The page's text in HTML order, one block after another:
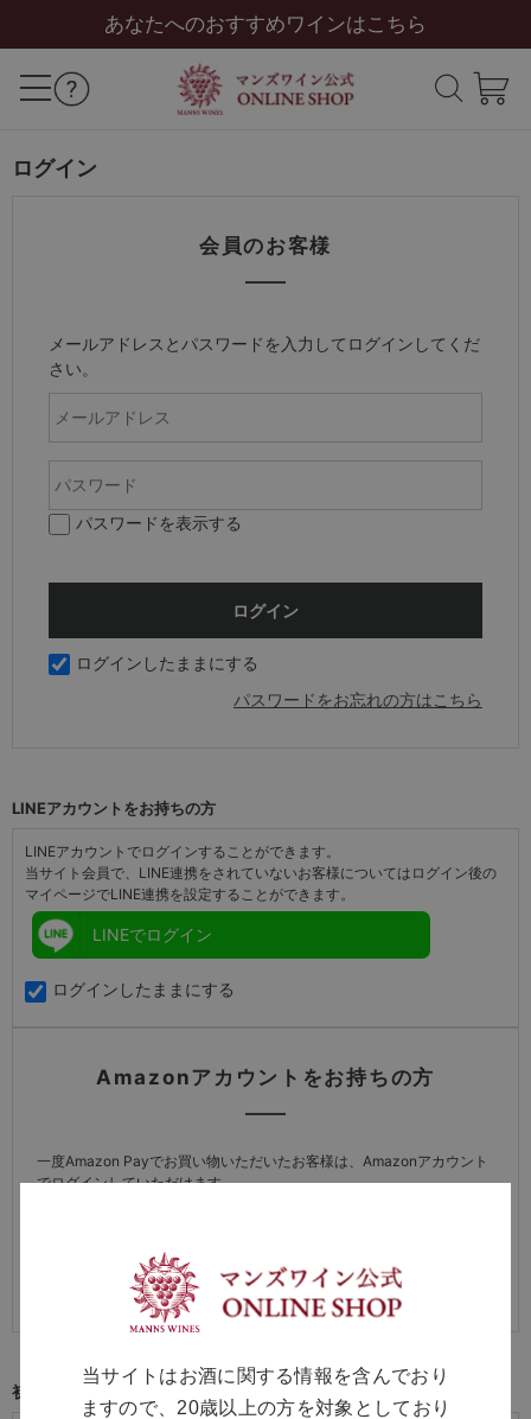
あなたへのおすすめワインはこちら
ログイン
会員のお客様
メールアドレスとパスワードを入力してログインしてくだ
さい。
パスワードを表示する
ログインしたままにする
パスワードをお忘れの方はこちら
LINEアカウントをお持ちの方
LINEアカウントでログインすることができます。
当サイト会員で、LINE連携をされていないお客様についてはログイン後の
マイページでLINE連携を設定することができます。
LINEでログイン
ログインしたままにする
Amazonアカウントをお持ちの方
一度Amazon Payでお買い物いただいたお客様は、Amazonアカウント
でログインしていただけます。
初めてご利用の方・会員以外の方
当サイトはお酒に関する情報を含んでおり
ますので、20歳以上の方を対象としており